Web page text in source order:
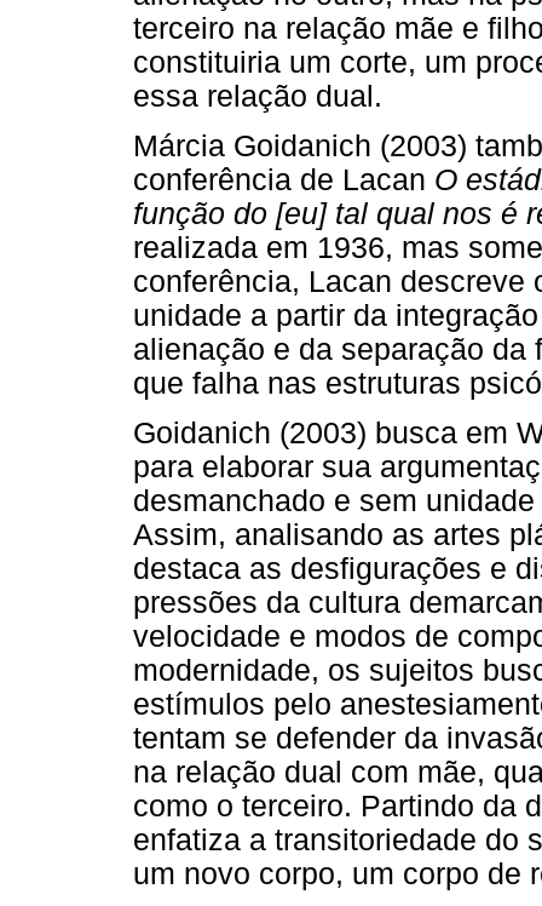
terceiro na relação mãe e
constituiria um corte, um
essa relação dual.
Márcia Goidanich (2003)
conferência de Lacan O
função do [eu] tal qual nos é
realizada em 1936, mas
conferência, Lacan descreve
unidade a partir da
alienação e da separação da
que falha nas estruturas
Goidanich (2003) busca em
para elaborar sua
desmanchado e sem
Assim, analisando as artes
destaca as desfigurações e
pressões da cultura
velocidade e modos de
modernidade, os sujeitos
estímulos pelo
tentam se defender da
na relação dual com mãe,
como o terceiro. Partindo da
enfatiza a transitoriedade do
um novo corpo, um corpo de